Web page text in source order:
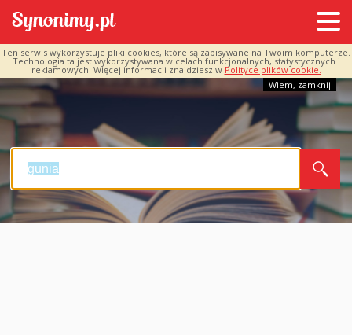
Ten serwis wykorzystuje pliki cookies, które są zapisywane na Twoim komputerze.
Technologia ta jest wykorzystywana w celach funkcjonalnych, statystycznych i
reklamowych. Więcej informacji znajdziesz w Polityce plików cookie.
Wiem, zamknij